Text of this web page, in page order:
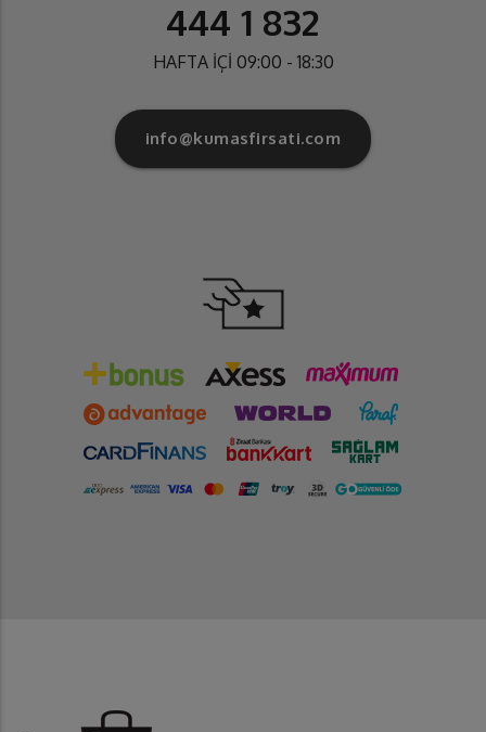
444 1 832
HAFTA İÇİ 09:00 - 18:30
info@kumasfirsati.com